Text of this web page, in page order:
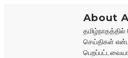
About
செய்திகள்